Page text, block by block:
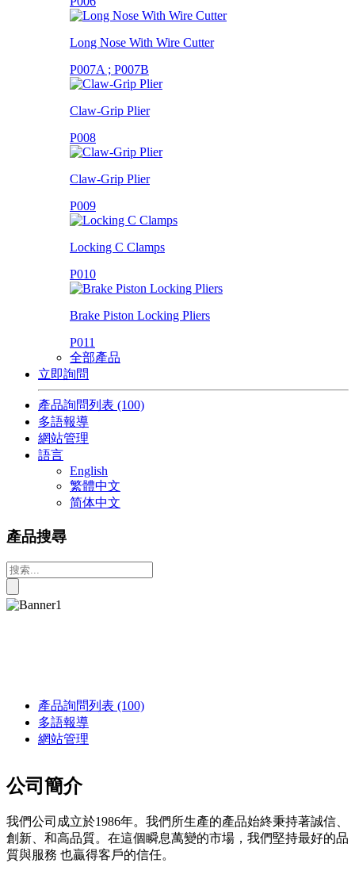
Long Nose With Wire Cutter
P007A ; P007B
Claw-Grip Plier
P008
Claw-Grip Plier
P009
Locking C Clamps
P010
Brake Piston Locking Pliers
P011
全部產品
立即詢問
產品詢問列表 (100)
多語報導
網站管理
語言
English
繁體中文
简体中文
產品搜尋
產品詢問列表 (100)
多語報導
網站管理
公司簡介
我們公司成立於1986年。我們所生產的產品始終秉持著誠信、
創新、和高品質。在這個瞬息萬變的市場，我們堅持最好的品
質與服務 也贏得客戶的信任。